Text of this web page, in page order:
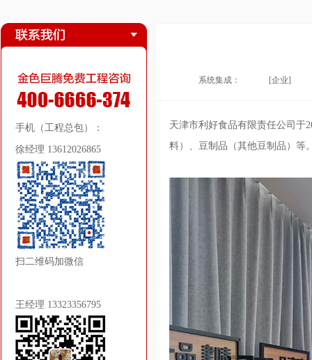
手机（工程总包）：
徐经理 13612026865
扫二维码加微信
王经理 13323356795
系统集成： [企业]
天津市利好食品有限责任公司于
料）、豆制品（其他豆制品）等